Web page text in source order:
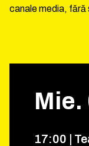
canale media, fără
Mie.
17:00